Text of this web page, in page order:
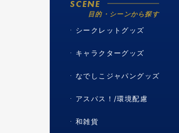
SCENE
目的・シーンから探す
シークレットグッズ
キャラクターグッズ
なでしこジャパングッズ
アスパス！/環境配慮
和雑貨